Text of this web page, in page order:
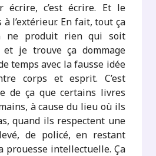
écrire, c’est écrire. Et le
à l’extérieur. En fait, tout ça
ne produit rien qui soit
et je trouve ça dommage
temps avec la fausse idée
corps et esprit. C’est
de ça que certains livres
à cause du lieu où ils
quand ils respectent une
de policé, en restant
prouesse intellectuelle. Ça